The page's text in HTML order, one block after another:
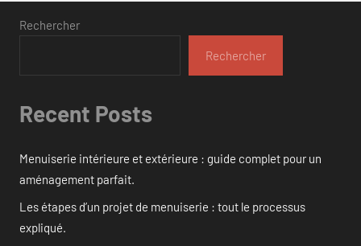
Rechercher
Rechercher
Recent Posts
Menuiserie intérieure et extérieure : guide complet pour un
aménagement parfait.
Les étapes d’un projet de menuiserie : tout le processus
expliqué.